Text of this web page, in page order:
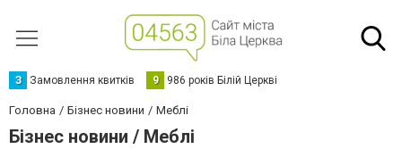
З Замовлення квитків 9 986 років Білій Церкві
Головна Бізнес новини Меблі
Бізнес новини / Меблі